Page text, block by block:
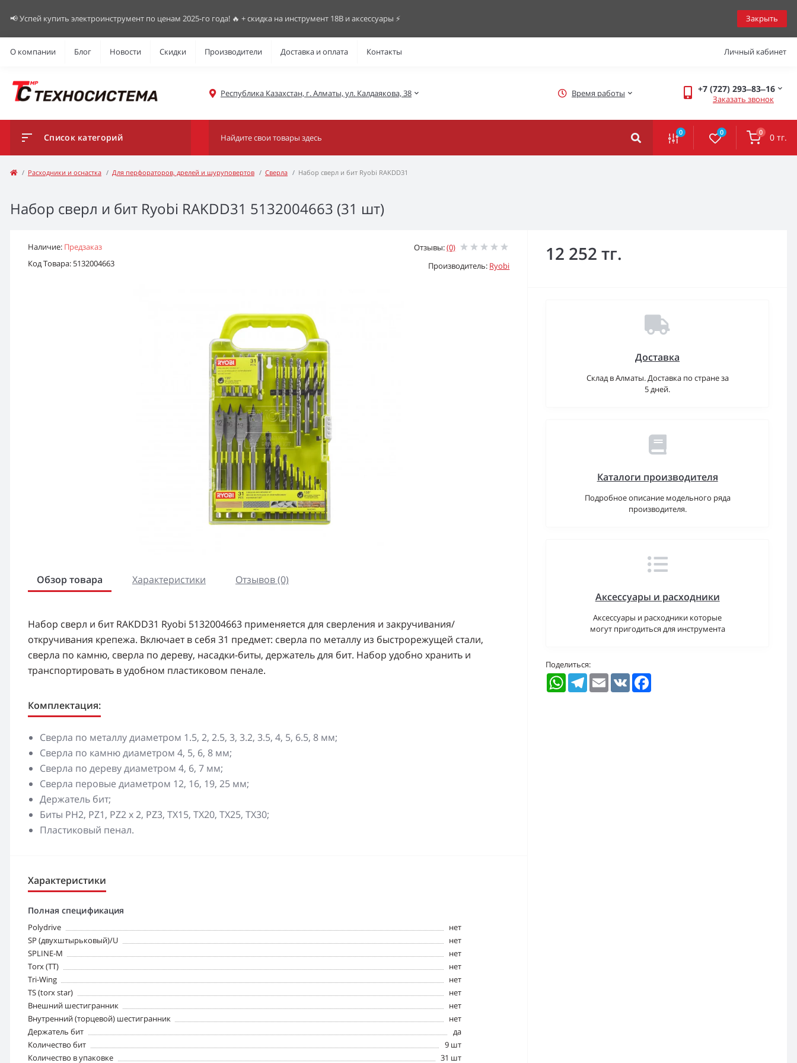
📢 Успей купить электроинструмент по ценам 2025-го года! 🔥 + скидка на инструмент 18В и аксессуары ⚡️ Закрыть
О компании Блог Новости Скидки Производители Доставка и оплата Контакты Личный кабинет
Республика Казахстан, г. Алматы, ул. Калдаякова, 38 Время работы +7 (727) 293‒83‒16
Заказать звонок
Список категорий 0 0 0 0 тг.
Расходники и оснастка Для перфораторов, дрелей и шуруповертов Сверла Набор сверл и бит Ryobi RAKDD31
Набор сверл и бит Ryobi RAKDD31 5132004663 (31 шт)
Наличие: Предзаказ
Код Товара: 5132004663
Отзывы:(0)
Производитель: Ryobi
Обзор товара Характеристики Отзывов (0)
Набор сверл и бит RAKDD31 Ryobi 5132004663 применяется для сверления и закручивания/
откручивания крепежа. Включает в себя 31 предмет: сверла по металлу из быстрорежущей стали,
сверла по камню, сверла по дереву, насадки-биты, держатель для бит. Набор удобно хранить и
транспортировать в удобном пластиковом пенале.
Комплектация:
Сверла по металлу диаметром 1.5, 2, 2.5, 3, 3.2, 3.5, 4, 5, 6.5, 8 мм;
Сверла по камню диаметром 4, 5, 6, 8 мм;
Сверла по дереву диаметром 4, 6, 7 мм;
Сверла перовые диаметром 12, 16, 19, 25 мм;
Держатель бит;
Биты PH2, PZ1, PZ2 x 2, PZ3, TX15, TX20, TX25, TX30;
Пластиковый пенал.
Характеристики
Полная спецификация
Polydrive
нет
SP (двухштырьковый)/U
нет
SPLINE-М
нет
Torx (TT)
нет
Tri-Wing
нет
TS (torx star)
нет
Внешний шестигранник
нет
Внутренний (торцевой) шестигранник
нет
Держатель бит
да
Количество бит
9 шт
Количество в упаковке
31 шт
12 252 тг.
Доставка
Склад в Алматы. Доставка по стране за
5 дней.
Каталоги производителя
Подробное описание модельного ряда
производителя.
Аксессуары и расходники
Аксессуары и расходники которые
могут пригодиться для инструмента
Поделиться:
WhatsAppTelegramEmail VK